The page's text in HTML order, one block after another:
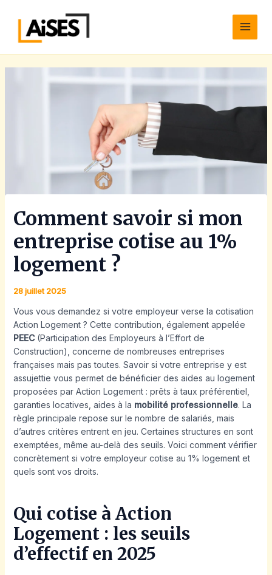
contenu
Main
Comment savoir si mon
entreprise cotise au 1%
logement ?
28 juillet 2025
Vous vous demandez si votre employeur verse la cotisation
Action Logement ? Cette contribution, également appelée
PEEC(Participation des Employeurs à l’Effort de
Construction), concerne de nombreuses entreprises
françaises mais pas toutes. Savoir si votre entreprise y est
assujettie vous permet de bénéficier des aides au logement
proposées par Action Logement : prêts à taux préférentiel,
garanties locatives, aides à la mobilité professionnelle. La
règle principale repose sur le nombre de salariés, mais
d’autres critères entrent en jeu. Certaines structures en sont
exemptées, même au-delà des seuils. Voici comment vérifier
concrètement si votre employeur cotise au 1% logement et
quels sont vos droits.
Qui cotise à Action
Logement : les seuils
d’effectif en 2025